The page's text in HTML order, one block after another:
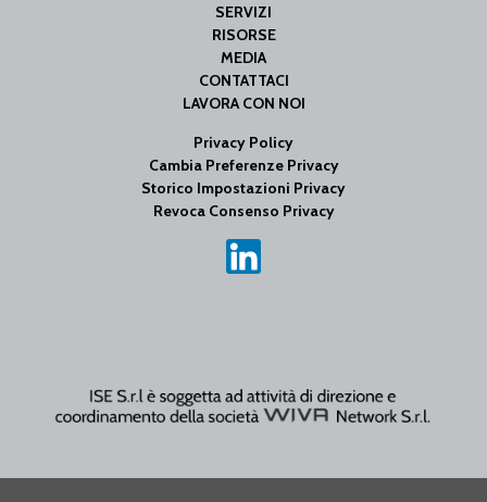
SERVIZI
RISORSE
MEDIA
CONTATTACI
LAVORA CON NOI
Privacy Policy
Cambia Preferenze Privacy
Storico Impostazioni Privacy
Revoca Consenso Privacy